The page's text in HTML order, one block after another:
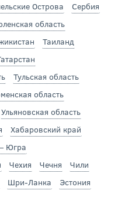
Острова
Сербия
область
Таиланд
Тульская область
область
Ульяновская область
Хабаровский край
Югра
Чехия Чечня
Чили
Шри-Ланка
Эстония